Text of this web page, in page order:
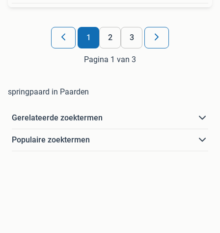
1 2 3
Pagina 1 van 3
springpaard in Paarden
Gerelateerde zoektermen
Populaire zoektermen